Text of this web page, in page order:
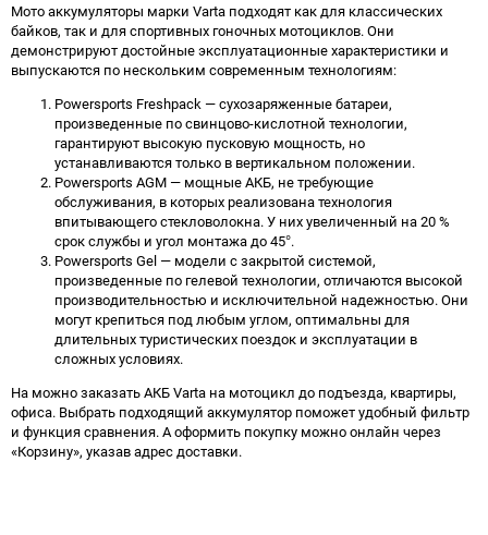
Мото аккумуляторы марки Varta подходят как для классических
байков, так и для спортивных гоночных мотоциклов. Они
демонстрируют достойные эксплуатационные характеристики и
выпускаются по нескольким современным технологиям:
Powersports Freshpack — сухозаряженные батареи,
произведенные по свинцово-кислотной технологии,
гарантируют высокую пусковую мощность, но
устанавливаются только в вертикальном положении.
Powersports AGM — мощные АКБ, не требующие
обслуживания, в которых реализована технология
впитывающего стекловолокна. У них увеличенный на 20 %
срок службы и угол монтажа до 45°.
Powersports Gel — модели с закрытой системой,
произведенные по гелевой технологии, отличаются высокой
производительностью и исключительной надежностью. Они
могут крепиться под любым углом, оптимальны для
длительных туристических поездок и эксплуатации в
сложных условиях.
На можно заказать АКБ Varta на мотоцикл до подъезда, квартиры,
офиса. Выбрать подходящий аккумулятор поможет удобный фильтр
и функция сравнения. А оформить покупку можно онлайн через
«Корзину», указав адрес доставки.